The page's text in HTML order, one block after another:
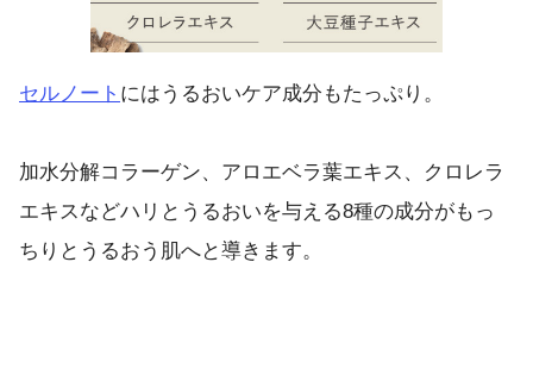
セルノート にはうるおいケア成分もたっぷり。
加水分解コラーゲン、アロエベラ葉エキス、クロレラ
エキスなどハリとうるおいを与える8種の成分がもっ
ちりとうるおう肌へと導きます。